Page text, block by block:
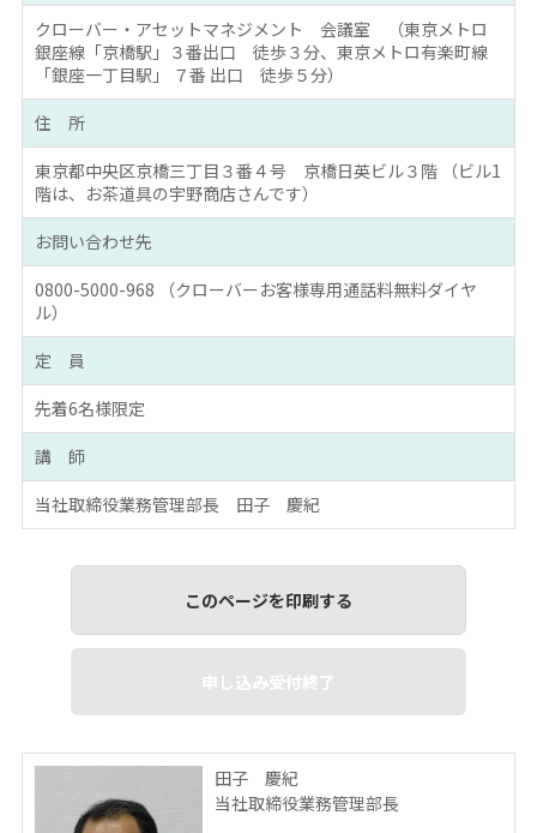
クローバー・アセットマネジメント 会議室 （東京メトロ
銀座線「京橋駅」３番出口 徒歩３分、東京メトロ有楽町線
「銀座一丁目駅」 ７番 出口 徒歩５分）
住 所
東京都中央区京橋三丁目３番４号 京橋日英ビル３階 （ビル1
階は、お茶道具の宇野商店さんです）
お問い合わせ先
0800-5000-968 （クローバーお客様専用通話料無料ダイヤ
ル）
定 員
先着6名様限定
講 師
当社取締役業務管理部長 田子 慶紀
このページを印刷する
申し込み受付終了
田子 慶紀
当社取締役業務管理部長